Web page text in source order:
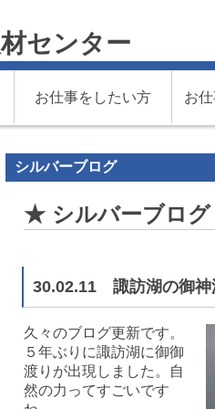
センター
お仕事をしたい方 お
シルバーブログ
★ シルバーブログ
30.02.11 諏訪湖の御神
久々のブログ更新です。
５年ぶりに諏訪湖に御御
渡りが出現しました。自
然の力ってすごいです